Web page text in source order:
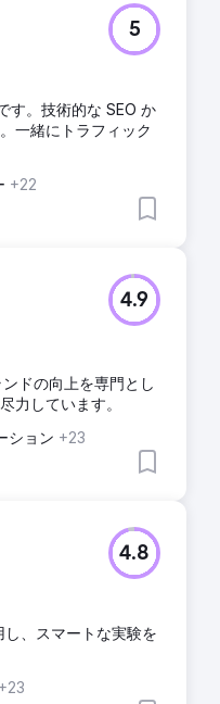
5
す。技術的な SEO か
一緒にトラフィック
+22
4.9
ドの向上を専門とし
力しています。
ション +23
4.8
、スマートな実験を
+23